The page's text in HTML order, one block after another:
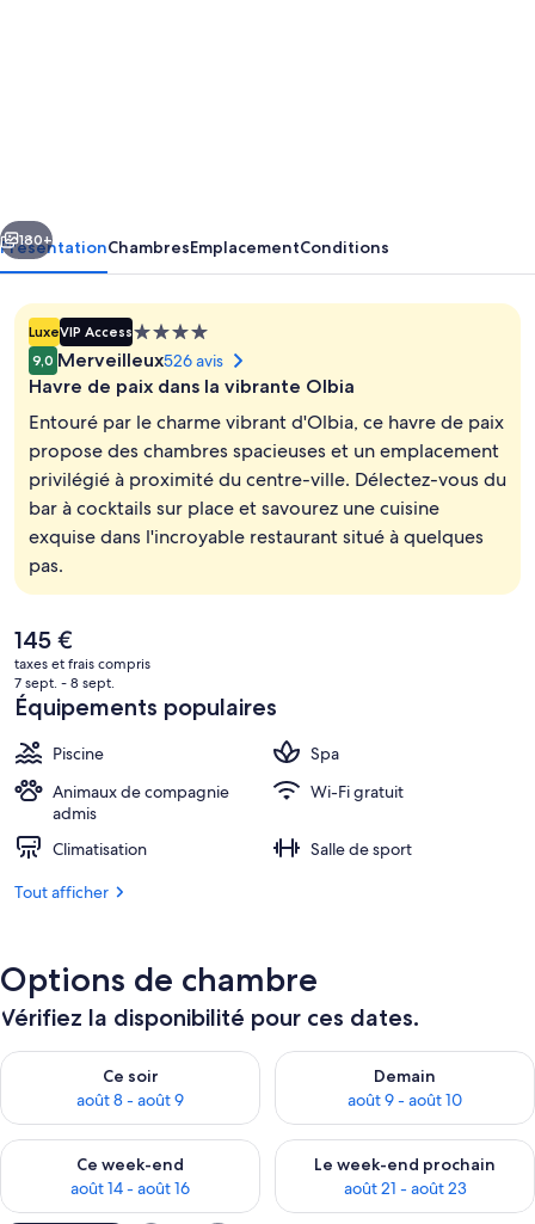
Petit déjeuner buffet servi tous les
Suivant
180+
PrésentationChambresEmplacementConditions
LuxeVIP AccessHébergement
4.0 étoiles
9,0 Merveilleux526 avis
Havre de paix dans la vibrante Olbia
Entouré par le charme vibrant d'Olbia, ce havre de paix
propose des chambres spacieuses et un emplacement
privilégié à proximité du centre-ville. Délectez-vous du
bar à cocktails sur place et savourez une cuisine
exquise dans l'incroyable restaurant situé à quelques
pas.
Le
prix
actuel
est
de
145 €.
145 €
taxes et frais compris
7 sept. - 8 sept.
Équipements populaires
Piscine
Spa
Animaux de compagnie
admis
Wi-Fi gratuit
Climatisation
Salle de sport
Tout afficher
Options de chambre
Vérifiez la disponibilité pour ces dates.
Ce soir
août 8 - août 9
Vérifier la disponibilité pour ce soir août 8 - août 9
Demain
août 9 - août 10
Vérifier la disponibilité pour
Ce week-end
août 14 - août 16
Vérifier la disponibilité pour ce week-end août 14 - août 16
Le week-end prochain
août 21 - août 23
Vérifier la disponibilité pour